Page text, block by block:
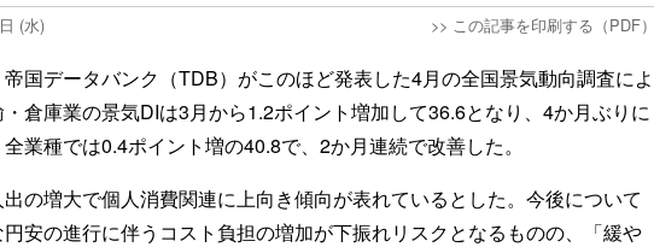
(水) >> この記事を印刷する（PDF）
帝国データバンク（TDB）がこのほど発表した4月の全国景気動向調査によ
倉庫業の景気DIは3月から1.2ポイント増加して36.6となり、4か月ぶりに
業種では0.4ポイント増の40.8で、2か月連続で改善した。
の増大で個人消費関連に上向き傾向が表れているとした。今後について
安の進行に伴うコスト負担の増加が下振れリスクとなるものの、「緩や